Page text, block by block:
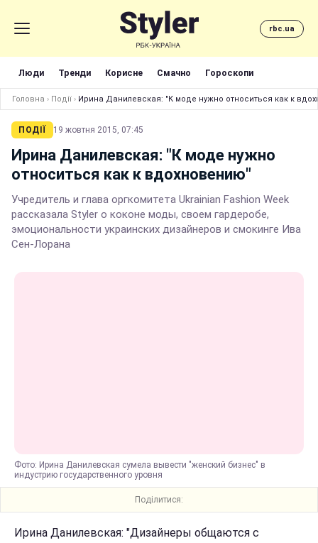
rbc.ua
Люди Тренди Корисне Смачно Гороскопи
Головна › Події › Ирина Данилевская: "К моде нужно относиться как к
ПОДІЇ 19 жовтня 2015, 07:45
Ирина Данилевская: "К моде нужно
относиться как к вдохновению"
Учредитель и глава оргкомитета Ukrainian Fashion Week
рассказала Styler о коконе моды, своем гардеробе,
эмоциональности украинских дизайнеров и смокинге Ива
Сен-Лорана
Фото: Ирина Данилевская сумела вывести "женский бизнес" в
индустрию государственного уровня
Поділитися:
Ирина Данилевская: "Дизайнеры общаются с